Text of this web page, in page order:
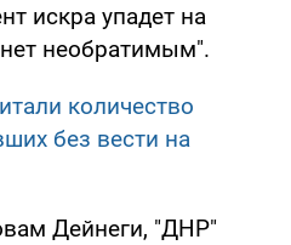
искра упадет на
необратимым".
количество
без вести на
Дейнеги, "ДНР"